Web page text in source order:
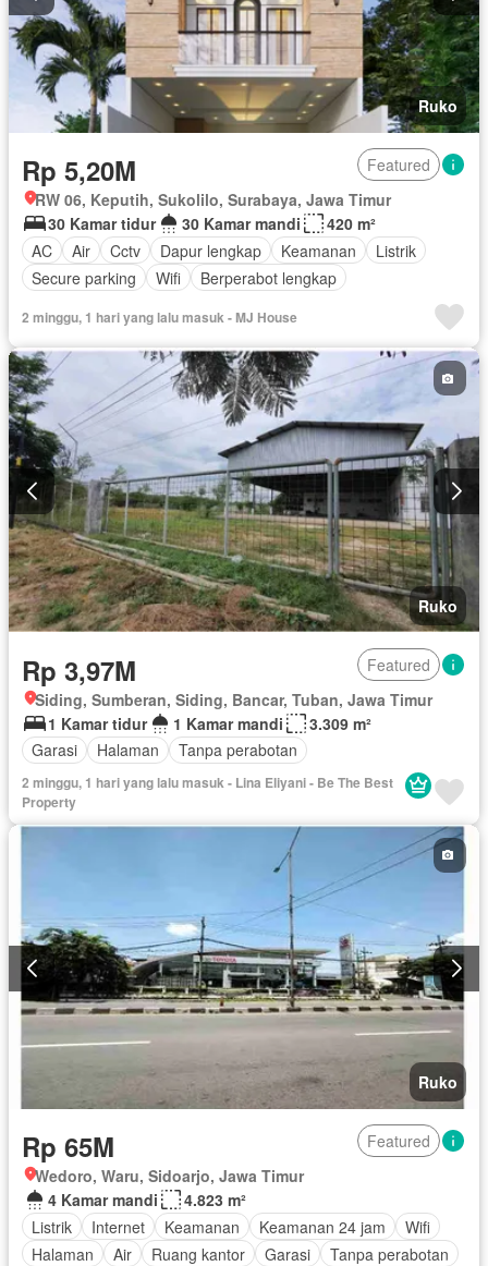
Ruko
Rp 5,20M
Featured
RW 06, Keputih, Sukolilo, Surabaya, Jawa Timur
30 Kamar tidur
30 Kamar mandi
420 m²
AC
Air Cctv Dapur lengkap Keamanan
Listrik
Secure parking
Wifi Berperabot lengkap
2 minggu, 1 hari yang lalu masuk - MJ House
Ruko
Rp 3,97M
Featured
Siding, Sumberan, Siding, Bancar, Tuban, Jawa Timur
1 Kamar tidur
1 Kamar mandi
3.309 m²
Garasi
Halaman Tanpa perabotan
2 minggu, 1 hari yang lalu masuk - Lina Eliyani - Be The Best
Property
Ruko
Rp 65M
Featured
Wedoro, Waru, Sidoarjo, Jawa Timur
4 Kamar mandi
4.823 m²
Listrik
Internet Keamanan Keamanan 24 jam
Wifi
Halaman
Air Ruang kantor Garasi Tanpa perabotan